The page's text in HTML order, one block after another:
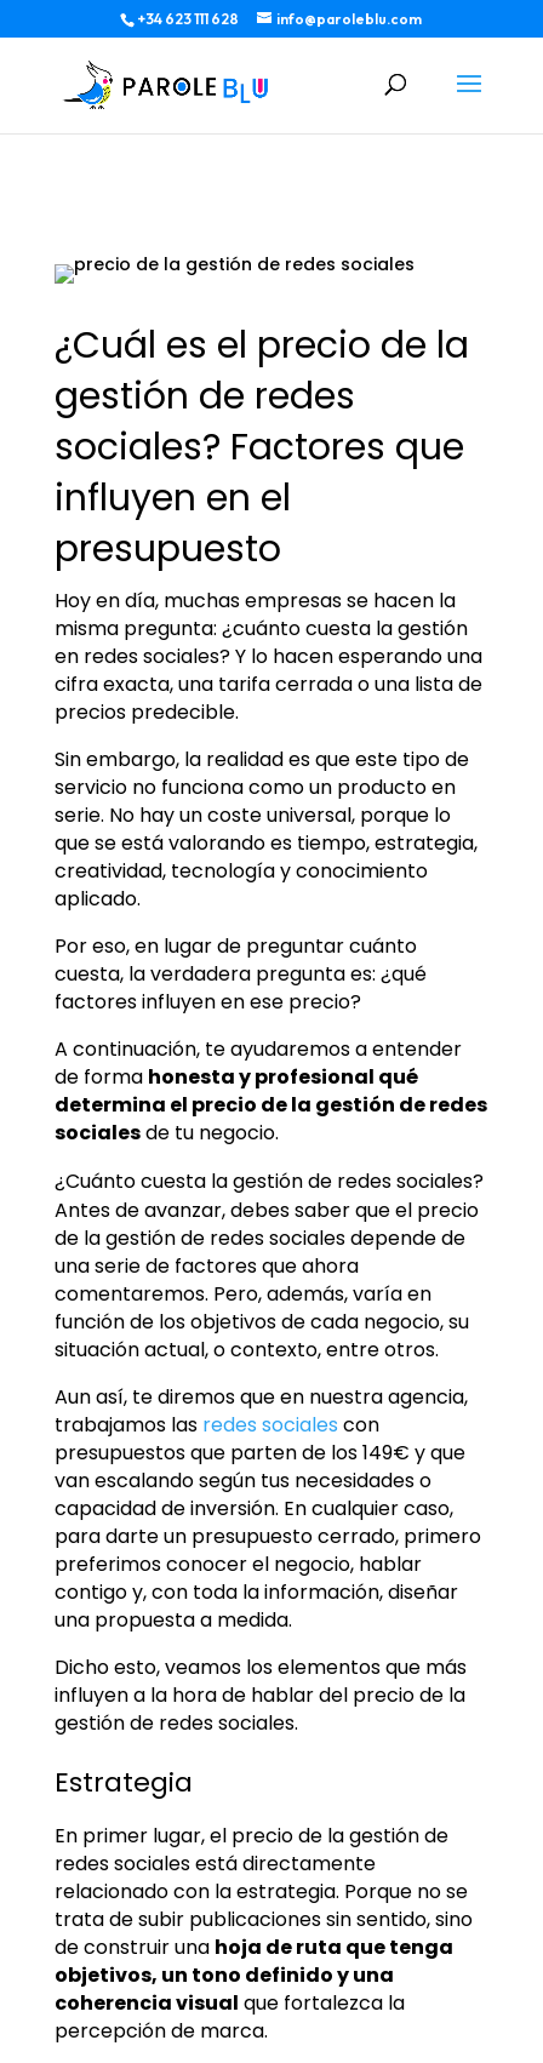
+34 623 111 628 info@paroleblu.com
¿Cuál es el precio de la
gestión de redes
sociales? Factores que
influyen en el
presupuesto
Hoy en día, muchas empresas se hacen la
misma pregunta: ¿cuánto cuesta la gestión
en redes sociales? Y lo hacen esperando una
cifra exacta, una tarifa cerrada o una lista de
precios predecible.
Sin embargo, la realidad es que este tipo de
servicio no funciona como un producto en
serie. No hay un coste universal, porque lo
que se está valorando es tiempo, estrategia,
creatividad, tecnología y conocimiento
aplicado.
Por eso, en lugar de preguntar cuánto
cuesta, la verdadera pregunta es: ¿qué
factores influyen en ese precio?
A continuación, te ayudaremos a entender
de forma honesta y profesional qué
determina el precio de la gestión de redes
socialesde tu negocio.
¿Cuánto cuesta la gestión de redes sociales?
Antes de avanzar, debes saber que el precio
de la gestión de redes sociales depende de
una serie de factores que ahora
comentaremos. Pero, además, varía en
función de los objetivos de cada negocio, su
situación actual, o contexto, entre otros.
Aun así, te diremos que en nuestra agencia,
trabajamos las redes sociales con
presupuestos que parten de los 149€ y que
van escalando según tus necesidades o
capacidad de inversión. En cualquier caso,
para darte un presupuesto cerrado, primero
preferimos conocer el negocio, hablar
contigo y, con toda la información, diseñar
una propuesta a medida.
Dicho esto, veamos los elementos que más
influyen a la hora de hablar del precio de la
gestión de redes sociales.
Estrategia
En primer lugar, el precio de la gestión de
redes sociales está directamente
relacionado con la estrategia. Porque no se
trata de subir publicaciones sin sentido, sino
de construir una hoja de ruta que tenga
objetivos, un tono definido y una
coherencia visual que fortalezca la
percepción de marca.